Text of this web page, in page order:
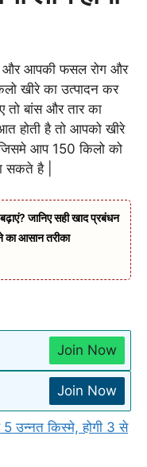
और आपकी फसल रोग और
खीरे का उत्पादन कर
बांस और तार का
होती है तो आपको खीरे
आप 150 किलो को
सकते है |
जानिए सही खाद प्रबंधन
का आसान तरीका
Join Now
Join Now
उन्नत किस्मे, होगी 3 से